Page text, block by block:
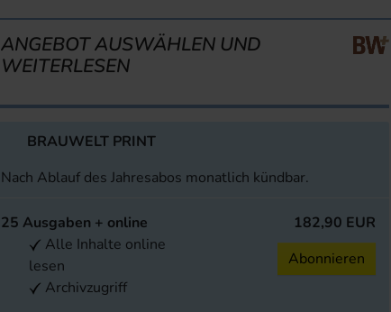
ANGEBOT AUSWÄHLEN UND
WEITERLESEN
BRAUWELT PRINT
Nach Ablauf des Jahresabos monatlich kündbar.
25 Ausgaben + online
Alle Inhalte online
lesen
Archivzugriff
182,90 EUR
Abonnieren